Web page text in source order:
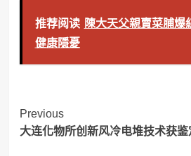
推荐阅读 陳大天父親賣菜脯爆
健康隱憂
Post
Navigation
Previous
大连化物所创新风冷电堆技术获